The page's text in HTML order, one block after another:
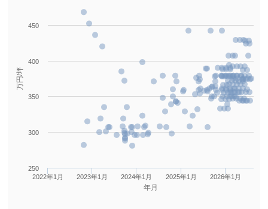
年月
万円/坪
2022年1月 2023年1月 2024年1月 2025年1月 2026年1月
250
300
350
400
450